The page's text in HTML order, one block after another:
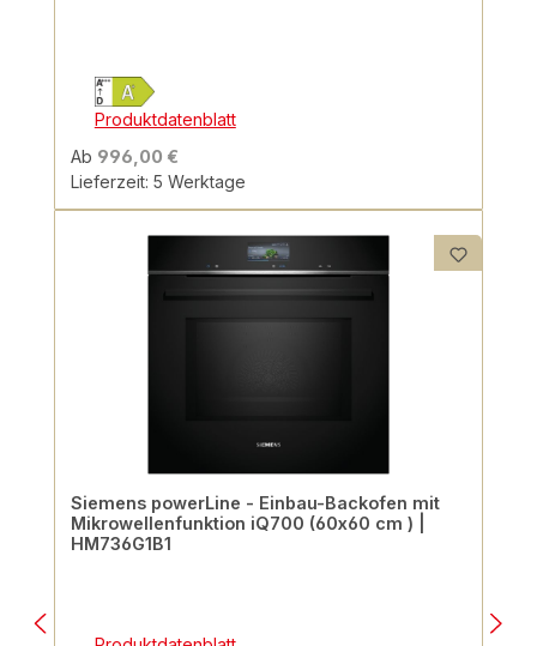
Produktdatenblatt
Ab 996,00 €
Lieferzeit: 5 Werktage
Siemens powerLine - Einbau-Backofen mit
Mikrowellenfunktion iQ700 (60x60 cm ) |
HM736G1B1